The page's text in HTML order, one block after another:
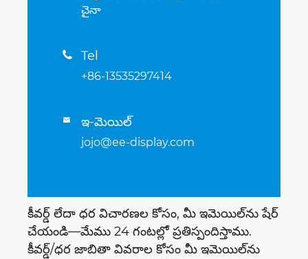
చైనా
 Tel
+86-13535297414
 ఇ-మెయిల్
jojo@ee-display.com
కీవర్డ్ లేదా ధర విచారణల కోసం, మీ ఇమెయిల్‌ను షేర్
చేయండి—మేము 24 గంటల్లో ప్రతిస్పందిస్తాము.
కీవర్డ్/ధర జాబితా వివరాల కోసం మీ ఇమెయిల్‌ను